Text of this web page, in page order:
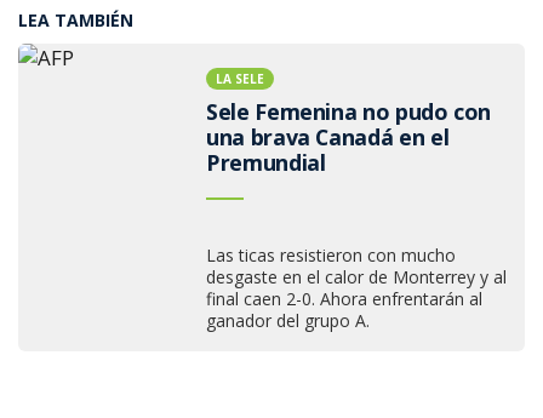
LEA TAMBIÉN
LA SELE
Sele Femenina no pudo con
una brava Canadá en el
Premundial
Las ticas resistieron con mucho
desgaste en el calor de Monterrey y al
final caen 2-0. Ahora enfrentarán al
ganador del grupo A.